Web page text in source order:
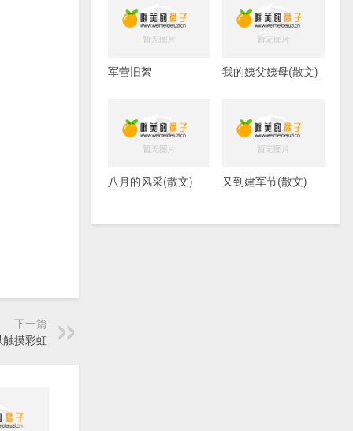
下一篇
摸彩虹
军营旧絮 我的姨父姨母(散文)
八月的风采(散文) 又到建军节(散文)